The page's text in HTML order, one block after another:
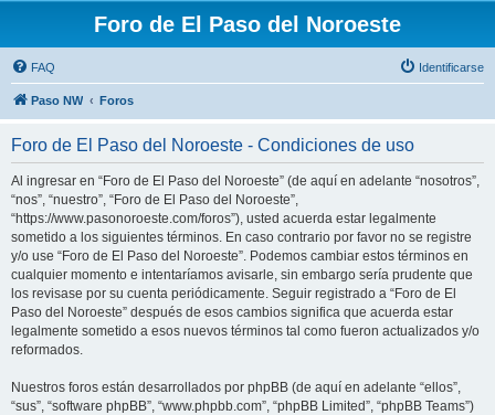
Foro de El Paso del Noroeste
FAQ Identificarse
Paso NW Foros
Foro de El Paso del Noroeste - Condiciones de uso
Al ingresar en “Foro de El Paso del Noroeste” (de aquí en adelante “nosotros”,
“nos”, “nuestro”, “Foro de El Paso del Noroeste”,
“https://www.pasonoroeste.com/foros”), usted acuerda estar legalmente
sometido a los siguientes términos. En caso contrario por favor no se registre
y/o use “Foro de El Paso del Noroeste”. Podemos cambiar estos términos en
cualquier momento e intentaríamos avisarle, sin embargo sería prudente que
los revisase por su cuenta periódicamente. Seguir registrado a “Foro de El
Paso del Noroeste” después de esos cambios significa que acuerda estar
legalmente sometido a esos nuevos términos tal como fueron actualizados y/o
reformados.
Nuestros foros están desarrollados por phpBB (de aquí en adelante “ellos”,
“sus”, “software phpBB”, “www.phpbb.com”, “phpBB Limited”, “phpBB Teams”)